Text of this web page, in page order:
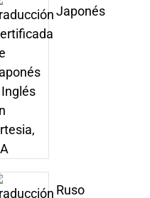
Japonés
Ruso